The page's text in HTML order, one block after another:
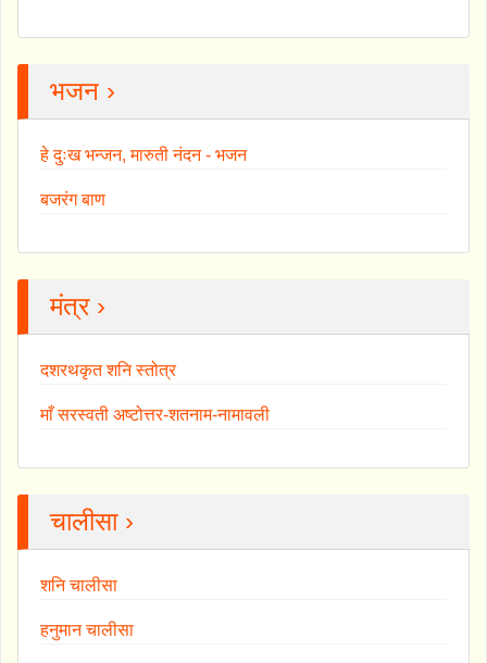
भजन ›
हे दुःख भन्जन, मारुती नंदन - भजन
बजरंग बाण
मंत्र ›
दशरथकृत शनि स्तोत्र
माँ सरस्वती अष्टोत्तर-शतनाम-नामावली
चालीसा ›
शनि चालीसा
हनुमान चालीसा